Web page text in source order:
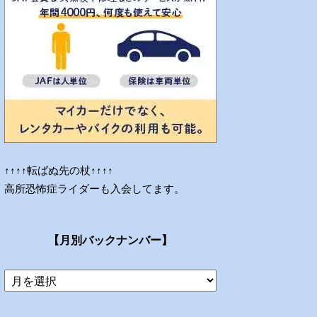
↑↑↑↑転ばぬ先の杖↑↑↑↑
高所恐怖症ライダーも入会してます。
【月別バックナンバー】
当
ブ